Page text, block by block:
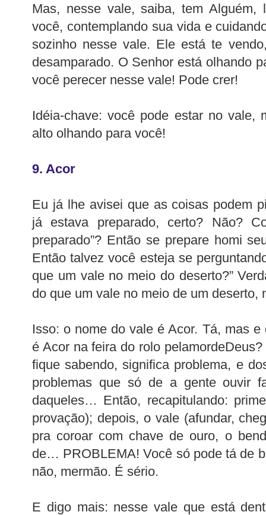
Mas, nesse vale, saiba, tem Alguém,
você, contemplando sua vida e
sozinho nesse vale. Ele está te
desamparado. O Senhor está olhando
você perecer nesse vale! Pode crer!
Idéia-chave: você pode estar no vale,
alto olhando para você!
9. Acor
Eu já lhe avisei que as coisas podem
já estava preparado, certo? Não?
preparado”? Então se prepare homi
Então talvez você esteja se
que um vale no meio do deserto?”
do que um vale no meio de um deserto,
Isso: o nome do vale é Acor. Tá, mas e
é Acor na feira do rolo
fique sabendo, significa problema, e
problemas que só de a gente ouvir
daqueles… Então, recapitulando:
provação); depois, o vale (afundar,
pra coroar com chave de ouro, o
de… PROBLEMA! Você só pode tá de
não, mermão. É sério.
E digo mais: nesse vale que está